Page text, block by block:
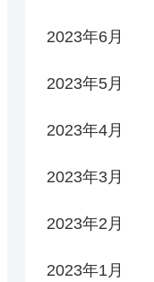
2023年6月
2023年5月
2023年4月
2023年3月
2023年2月
2023年1月